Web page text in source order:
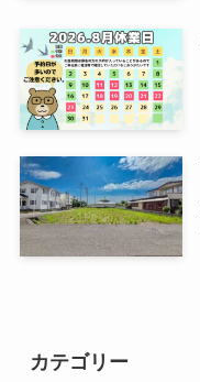
カテゴリー